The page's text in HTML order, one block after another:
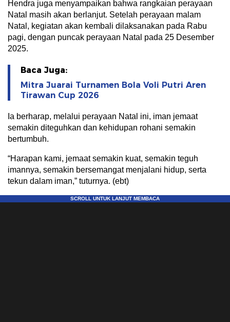
Hendra juga menyampaikan bahwa rangkaian perayaan
Natal masih akan berlanjut. Setelah perayaan malam
Natal, kegiatan akan kembali dilaksanakan pada Rabu
pagi, dengan puncak perayaan Natal pada 25 Desember
2025.
Baca Juga:
Mitra Juarai Turnamen Bola Voli Putri Aren
Tirawan Cup 2026
Ia berharap, melalui perayaan Natal ini, iman jemaat
semakin diteguhkan dan kehidupan rohani semakin
bertumbuh.
“Harapan kami, jemaat semakin kuat, semakin teguh
imannya, semakin bersemangat menjalani hidup, serta
tekun dalam iman,” tuturnya. (ebt)